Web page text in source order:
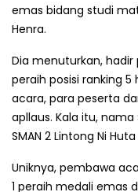
emas bidang studi
Henra.
Dia menuturkan,
peraih posisi ranking
acara, para peserta
apllaus. Kala itu, nama
SMAN 2 Lintong Ni
Uniknya, pembawa
1 peraih medali emas